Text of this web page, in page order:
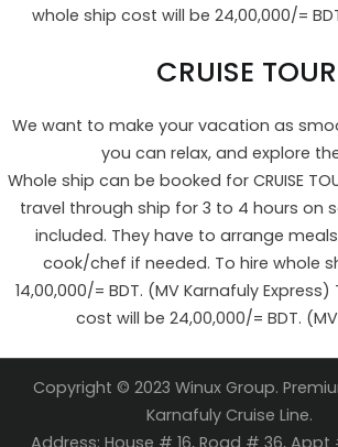
whole ship cost will be 24,00,000/=
CRUISE TOUR
We want to make your vacation as
you can relax, and explore
Whole ship can be booked for CRUISE
travel through ship for 3 to 4 hours on
included. They have to arrange
cook/chef if needed. To hire whole
14,00,000/= BDT. (MV Karnafuly
cost will be 24,00,000/= BDT.
Copyright © 2023 Winux Group.
Karnafuly Cruise Line.
Address: House # 16, Road # 36,